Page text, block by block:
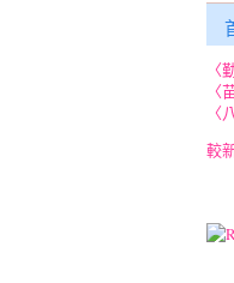
〈
〈
〈
較